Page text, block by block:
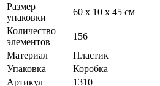
Размер
упаковки
60 х 10 х 45 см
Количество
элементов
156
Материал
Пластик
Упаковка
Коробка
Артикул
1310